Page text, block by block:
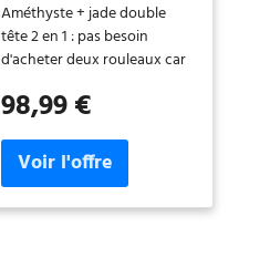
du cou, double pierre
précieuse avec
poignée en acier
durable et sac de
voyage. Minimise les
rides, réduit les poches
et restaure
Améthyste + jade double
tête 2 en 1 : pas besoin
d'acheter deux rouleaux car
construction haut de
précieuses de haute qualité
pour calmer l'inflammation,
98,99 €